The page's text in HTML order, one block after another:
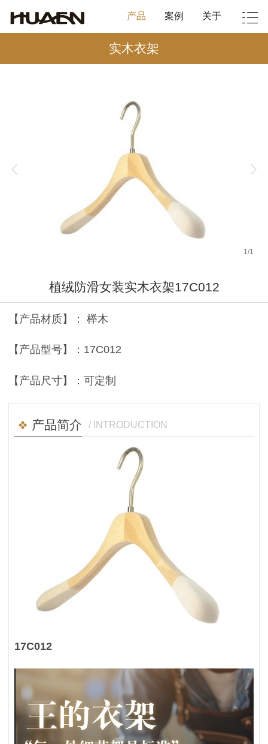
产品 案例 关于
实木衣架
1 /1
植绒防滑女装实木衣架17C012
【产品材质】： 榉木
【产品型号】：17C012
【产品尺寸】：可定制
产品简介 / INTRODUCTION
17C012